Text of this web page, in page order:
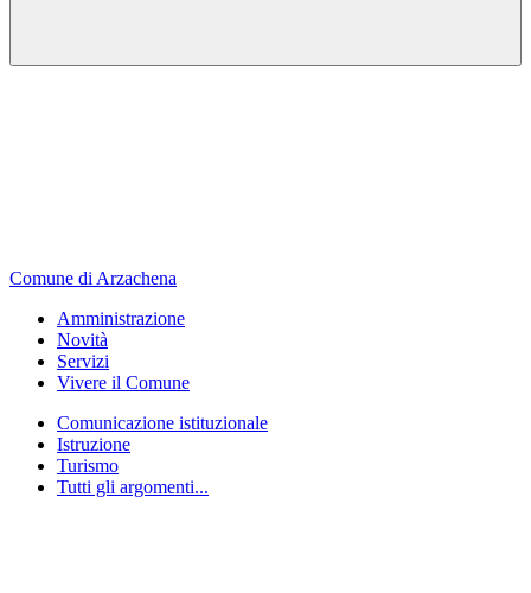
Comune di Arzachena
Amministrazione
Novità
Servizi
Vivere il Comune
Comunicazione istituzionale
Istruzione
Turismo
Tutti gli argomenti...